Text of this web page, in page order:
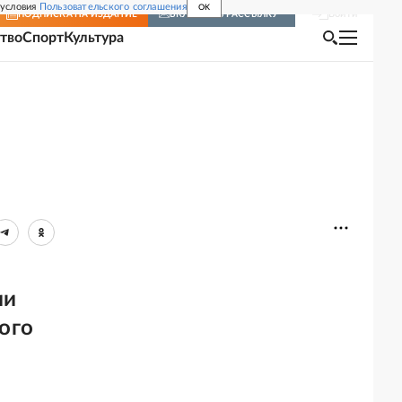
Пользовательского соглашения OK
ПОДПИСКА НА ИЗДАНИЕ ВКЛЮЧИТЬ РАССЫЛКУ
СпортКультура